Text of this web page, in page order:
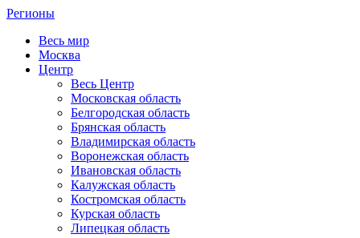
Регионы
Весь мир
Москва
Центр
Весь Центр
Московская область
Белгородская область
Брянская область
Владимирская область
Воронежская область
Ивановская область
Калужская область
Костромская область
Курская область
Липецкая область